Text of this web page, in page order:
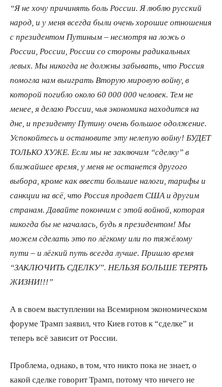
“Я не хочу причинять боль России. Я люблю русский
народ, и у меня всегда были очень хорошие отношения
с президентом Путиным – несмотря на ложь о
России, России, России со стороны радикальных
левых. Мы никогда не должны забывать, что Россия
помогла нам выиграть Вторую мировую войну, в
которой погибло около 60 000 000 человек. Тем не
менее, я делаю России, чья экономика находится на
дне, и президенту Путину очень большое одолжение.
Успокойтесь и остановите эту нелепую войну! БУДЕТ
ТОЛЬКО ХУЖЕ. Если мы не заключим “сделку” в
ближайшее время, у меня не останется другого
выбора, кроме как ввести большие налоги, тарифы и
санкции на всё, что Россия продает США и другим
странам. Давайте покончим с этой войной, которая
никогда бы не началась, будь я президентом! Мы
можем сделать это по лёгкому или по тяжёлому
пути – и лёгкий путь всегда лучше. Пришло время
“ЗАКЛЮЧИТЬ СДЕЛКУ”. НЕЛЬЗЯ БОЛЬШЕ ТЕРЯТЬ
ЖИЗНИ!!!”
А в своем выступлении на Всемирном экономическом
форуме Трамп заявил, что Киев готов к “сделке” и
теперь всё зависит от России.
Проблема, однако, в том, что никто пока не знает, о
какой сделке говорит Трамп, потому что ничего не